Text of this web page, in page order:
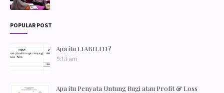
POPULAR POST
Apa itu LIABILITI?
9:13 am
Apa itu Penyata Untung Rugi atau Profit & Loss